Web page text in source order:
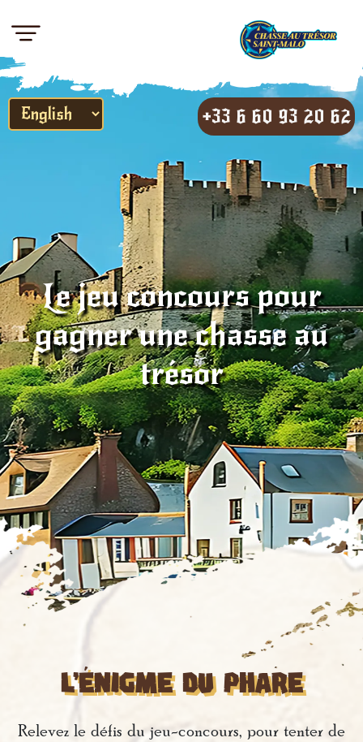
+33 6 60 93 20 62
Le jeu concours pour
gagner une chasse au
trésor
L'ÉNIGME DU PHARE
Relevez le défis du jeu-concours, pour tenter de